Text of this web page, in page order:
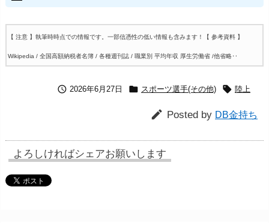
【 注意 】執筆時時点での情報です。一部信憑性の低い情報も含みます！ 【 参考資料 】
Wikipedia / 全国高額納税者名簿 / 各種週刊誌 / 職業別 平均年収 厚生労働省 /他省略‥
 2026年6月27日  スポーツ選手(その他)  陸上
 Posted by DB金持ち
よろしければシェアお願いします